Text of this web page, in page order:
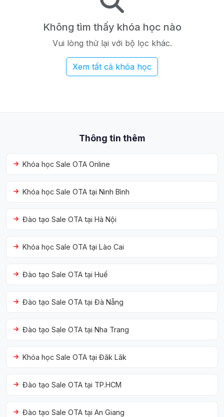
Không tìm thấy khóa học nào
Vui lòng thử lại với bộ lọc khác.
Xem tất cả khóa học
Thông tin thêm
Khóa học Sale OTA Online
Khóa học Sale OTA tại Ninh Bình
Đào tạo Sale OTA tại Hà Nội
Khóa học Sale OTA tại Lào Cai
Đào tạo Sale OTA tại Huế
Đào tạo Sale OTA tại Đà Nẵng
Đào tạo Sale OTA tại Nha Trang
Khóa học Sale OTA tại Đăk Lăk
Đào tạo Sale OTA tại TP.HCM
Đào tạo Sale OTA tại An Giang